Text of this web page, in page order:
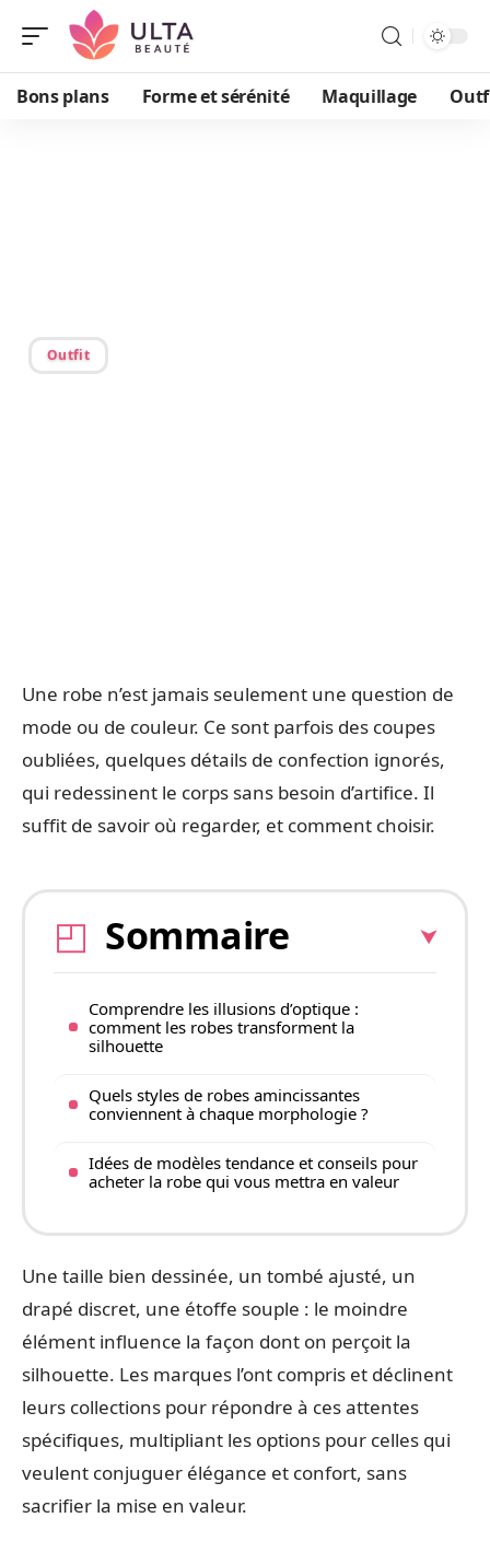
Bons plans Forme et sérénité Maquillage
Outfit
Une robe n’est jamais seulement une question de
mode ou de couleur. Ce sont parfois des coupes
oubliées, quelques détails de confection ignorés,
qui redessinent le corps sans besoin d’artifice. Il
suffit de savoir où regarder, et comment choisir.
Sommaire
Comprendre les illusions d’optique :
comment les robes transforment la
silhouette
Quels styles de robes amincissantes
conviennent à chaque morphologie ?
Idées de modèles tendance et conseils pour
acheter la robe qui vous mettra en valeur
Une taille bien dessinée, un tombé ajusté, un
drapé discret, une étoffe souple : le moindre
élément influence la façon dont on perçoit la
silhouette. Les marques l’ont compris et déclinent
leurs collections pour répondre à ces attentes
spécifiques, multipliant les options pour celles qui
veulent conjuguer élégance et confort, sans
sacrifier la mise en valeur.